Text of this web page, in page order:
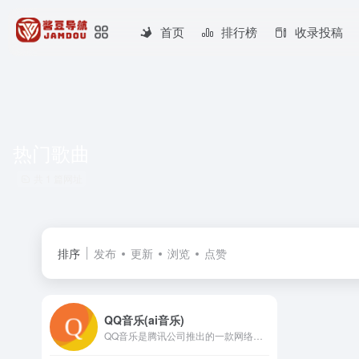
首页 排行榜 收录投稿
排序 发布 更新 浏览 点赞
QQ音乐(ai音乐)